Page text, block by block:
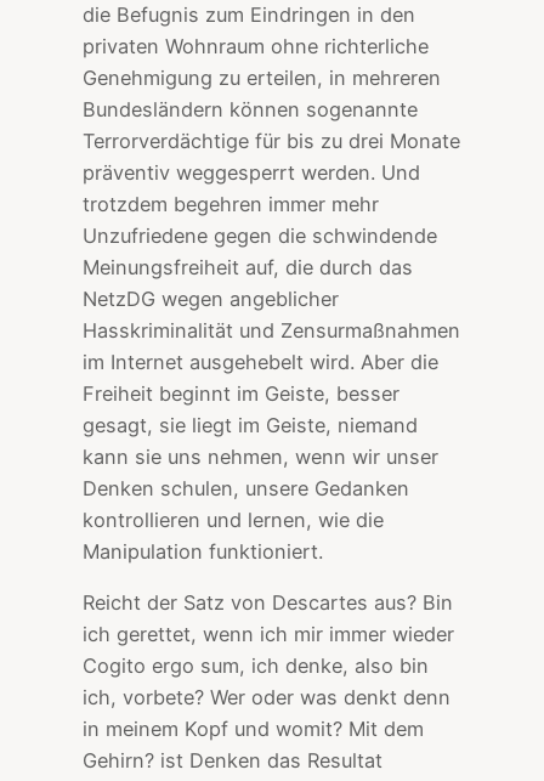
die Befugnis zum Eindringen in den
privaten Wohnraum ohne richterliche
Genehmigung zu erteilen, in mehreren
Bundesländern können sogenannte
Terrorverdächtige für bis zu drei Monate
präventiv weggesperrt werden. Und
trotzdem begehren immer mehr
Unzufriedene gegen die schwindende
Meinungsfreiheit auf, die durch das
NetzDG wegen angeblicher
Hasskriminalität und Zensurmaßnahmen
im Internet ausgehebelt wird. Aber die
Freiheit beginnt im Geiste, besser
gesagt, sie liegt im Geiste, niemand
kann sie uns nehmen, wenn wir unser
Denken schulen, unsere Gedanken
kontrollieren und lernen, wie die
Manipulation funktioniert.
Reicht der Satz von Descartes aus? Bin
ich gerettet, wenn ich mir immer wieder
Cogito ergo sum, ich denke, also bin
ich, vorbete? Wer oder was denkt denn
in meinem Kopf und womit? Mit dem
Gehirn? ist Denken das Resultat